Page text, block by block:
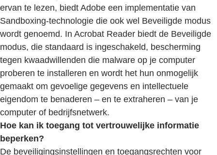
ervan te lezen, biedt Adobe een implementatie van
Sandboxing-technologie die ook wel Beveiligde modus
wordt genoemd. In Acrobat Reader biedt de Beveiligde
modus, die standaard is ingeschakeld, bescherming
tegen kwaadwillenden die malware op je computer
proberen te installeren en wordt het hun onmogelijk
gemaakt om gevoelige gegevens en intellectuele
eigendom te benaderen – en te extraheren – van je
computer of bedrijfsnetwerk.
Hoe kan ik toegang tot vertrouwelijke informatie
beperken?
De beveiligingsinstellingen en toegangsrechten voor